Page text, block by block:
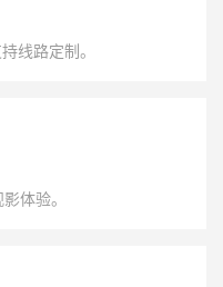
线路定制。
体验。